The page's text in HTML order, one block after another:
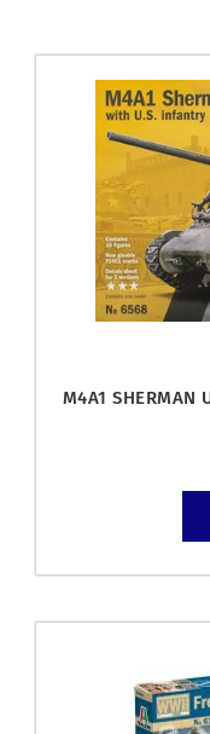
M4A1 SHERMAN